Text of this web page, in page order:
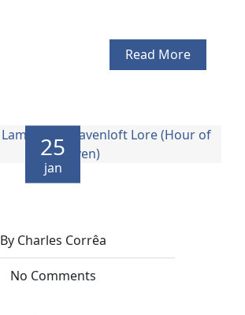
Read More
25
jan
By Charles Corrêa
No Comments